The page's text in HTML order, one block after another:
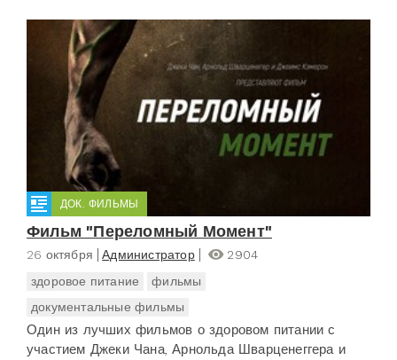
ДОК. ФИЛЬМЫ
Фильм "Переломный Момент"
26 октября Администратор
2904
здоровое питание
фильмы
документальные фильмы
Один из лучших фильмов о здоровом питании с
участием Джеки Чана, Арнольда Шварценеггера и